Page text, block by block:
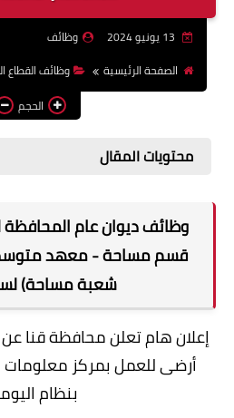
وظائف
الصفحة الرئيسية
وظائف القطاع
الحجم
محتويات المقال
وظائف ديوان عام
قسم مساحة - معهد
شعبة مساحة) لسنة
أرضى للعمل بمركز معلومات
بنظام